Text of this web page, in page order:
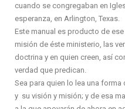
cuando se congregaban en
esperanza, en Arlington, Texas.
Este manual es producto de
misión de éste ministerio, las
doctrina y en quien creen, así
verdad que predican.
Sea para quien lo lea una
y su visión y misión; y de esa